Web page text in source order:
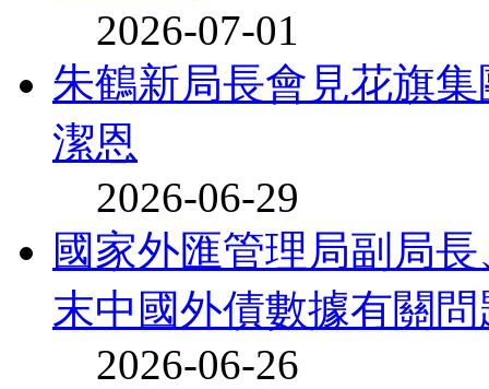
2026-07-01
朱鶴新局長會見花旗
潔恩
2026-06-29
國家外匯管理局副局
末中國外債數據有關
2026-06-26